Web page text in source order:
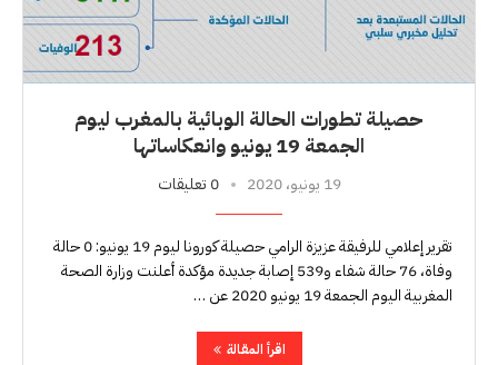
حصيلة تطورات الحالة الوبائية بالمغرب ليوم
الجمعة 19 يونيو وانعكاساتها
19 يونيو، 2020 0 تعليقات
تقرير إعلامي للرفيقة عزيزة الرامي حصيلة كورونا ليوم 19 يونيو: 0 حالة
وفاة، 76 حالة شفاء و539 إصابة جديدة مؤكدة أعلنت وزارة الصحة
المغربية اليوم الجمعة 19 يونيو 2020 عن …
اقرأ المقالة